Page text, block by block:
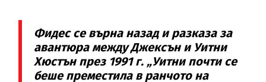
Фидес се върна назад и разказа за
авантюра между Джексън и Уитни
Хюстън през 1991 г. „Уитни почти се
беше преместила в ранчото на